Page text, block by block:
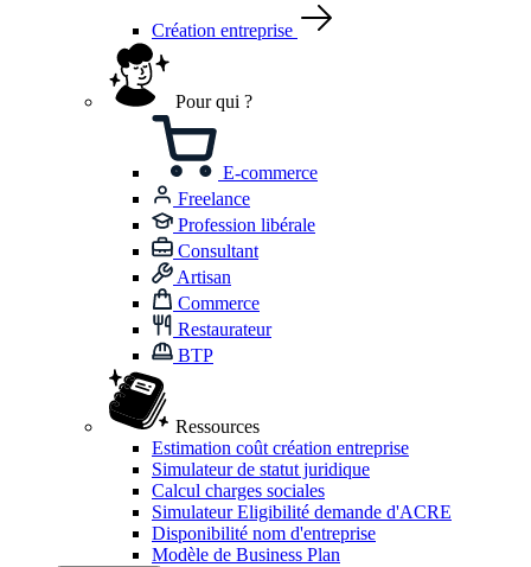
Création entreprise
Pour qui ?
E-commerce
Freelance
Profession libérale
Consultant
Artisan
Commerce
Restaurateur
BTP
Ressources
Estimation coût création entreprise
Simulateur de statut juridique
Calcul charges sociales
Simulateur Eligibilité demande d'ACRE
Disponibilité nom d'entreprise
Modèle de Business Plan